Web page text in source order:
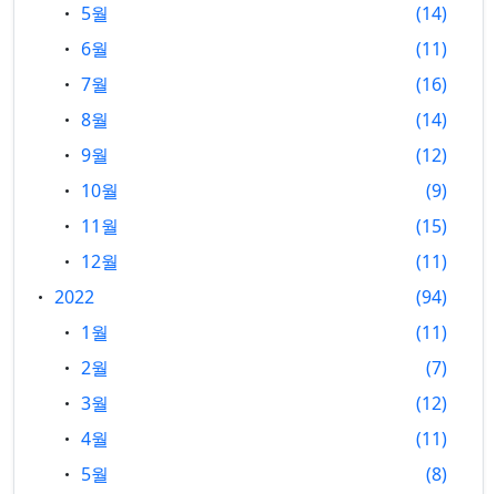
5월
14
6월
11
7월
16
8월
14
9월
12
10월
9
11월
15
12월
11
2022
94
1월
11
2월
7
3월
12
4월
11
5월
8